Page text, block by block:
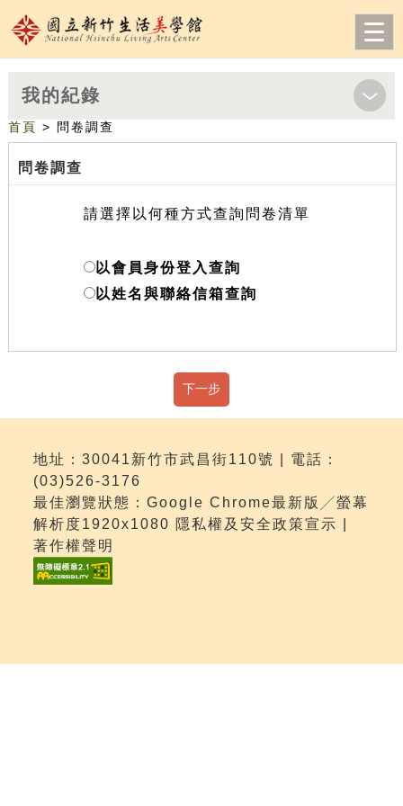
前往首頁
我的紀錄
首頁 > 問卷調查
問卷調查
請選擇以何種方式查詢問卷清單
以會員身份登入查詢
以姓名與聯絡信箱查詢
地址：30041新竹市武昌街110號 | 電話：
(03)526-3176
最佳瀏覽狀態：Google Chrome最新版╱螢幕
解析度1920x1080 隱私權及安全政策宣示 |
著作權聲明